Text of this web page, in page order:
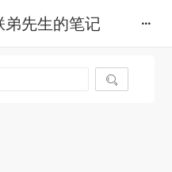
先生的笔记
